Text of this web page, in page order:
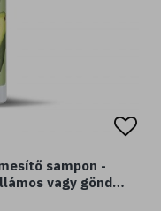
sampon -
vagy göndör